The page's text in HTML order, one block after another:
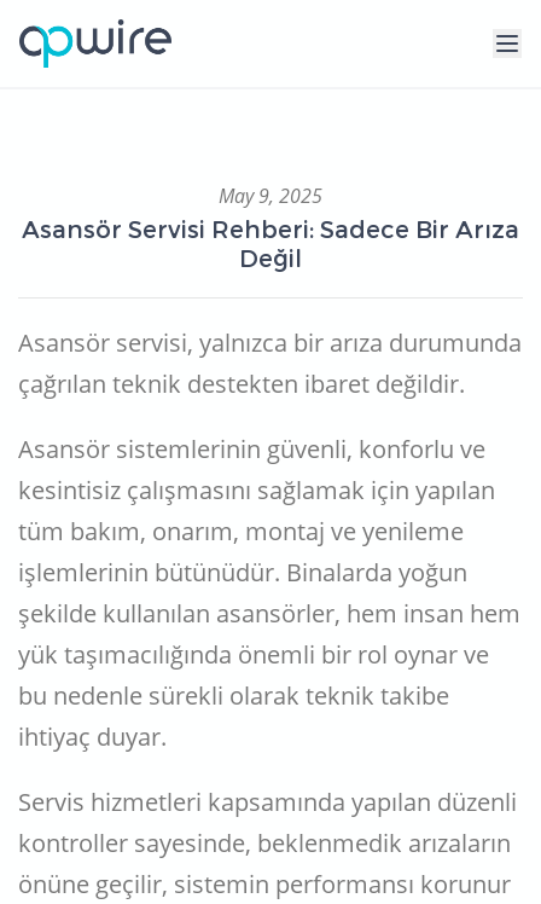
May 9, 2025
Asansör Servisi Rehberi: Sadece Bir Arıza
Değil
Asansör servisi, yalnızca bir arıza durumunda
çağrılan teknik destekten ibaret değildir.
Asansör sistemlerinin güvenli, konforlu ve
kesintisiz çalışmasını sağlamak için yapılan
tüm bakım, onarım, montaj ve yenileme
işlemlerinin bütünüdür. Binalarda yoğun
şekilde kullanılan asansörler, hem insan hem
yük taşımacılığında önemli bir rol oynar ve
bu nedenle sürekli olarak teknik takibe
ihtiyaç duyar.
Servis hizmetleri kapsamında yapılan düzenli
kontroller sayesinde, beklenmedik arızaların
önüne geçilir, sistemin performansı korunur